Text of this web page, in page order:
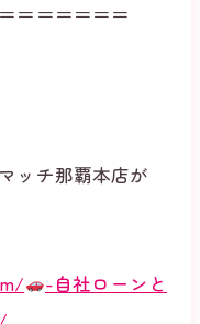
＝＝＝＝＝＝
ッチ那覇本店が
-自社ローンと